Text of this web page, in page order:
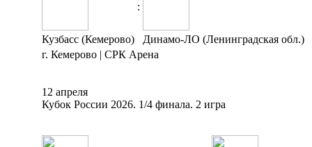
:
Кузбасс (Кемерово)
Динамо-ЛО (Ленинградская обл.)
г. Кемерово | СРК Арена
12 апреля
Кубок России 2026. 1/4 финала. 2 игра